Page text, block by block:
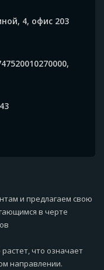
4, офис 203
и предлагаем свою
в черте
что означает
направлении.